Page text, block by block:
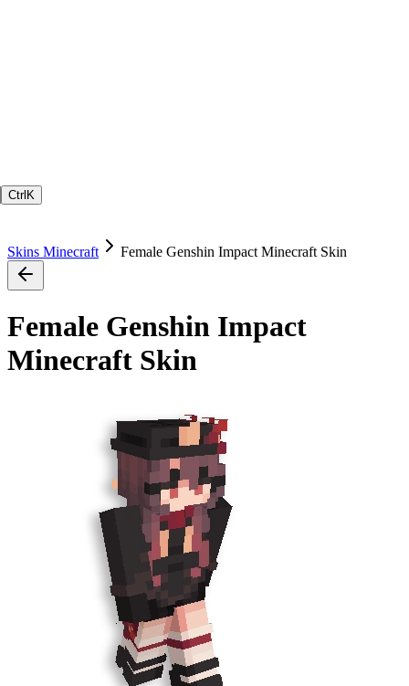
Ctrl K
Skins Minecraft Female Genshin Impact Minecraft Skin
Female Genshin Impact
Minecraft Skin